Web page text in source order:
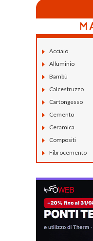
Acciaio
Alluminio
Bambù
Calcestruzzo
Cartongesso
Cemento
Ceramica
Compositi
Fibrocemento